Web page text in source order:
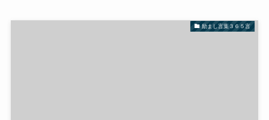
励まし言葉３６５言